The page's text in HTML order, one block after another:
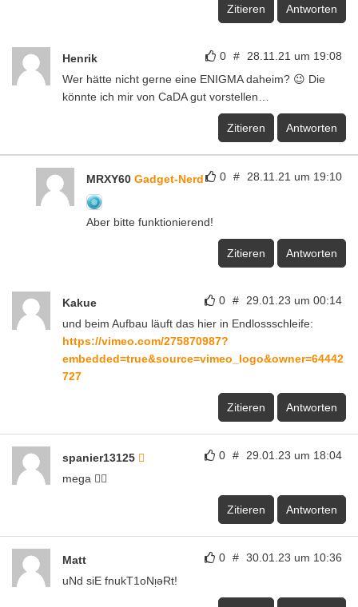
Zitieren Antworten
0 # 28.11.21 um 19:08
Henrik
Wer hätte nicht gerne eine ENIGMA daheim? 😉 Die
könnte ich mir von CaDA gut vorstellen…
Zitieren Antworten
0 # 28.11.21 um 19:10
MRXY60 Gadget-Nerd
Aber bitte funktionierend!
Zitieren Antworten
0 # 29.01.23 um 00:14
Kakue
und beim Aufbau läuft das hier in Endlossschleife:
https://vimeo.com/275870987?
embedded=true&source=vimeo_logo&owner=64442
727
Zitieren Antworten
0 # 29.01.23 um 18:04
spanier13125
mega 👍🏼
Zitieren Antworten
0 # 30.01.23 um 10:36
Matt
uNd siE fnukT1oNᴉǝRt!